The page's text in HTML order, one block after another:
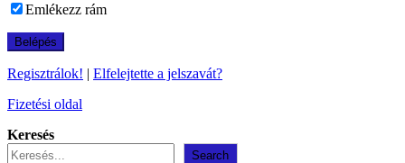
Emlékezz rám
Regisztrálok! | Elfelejtette a jelszavát?
Fizetési oldal
Keresés
Search